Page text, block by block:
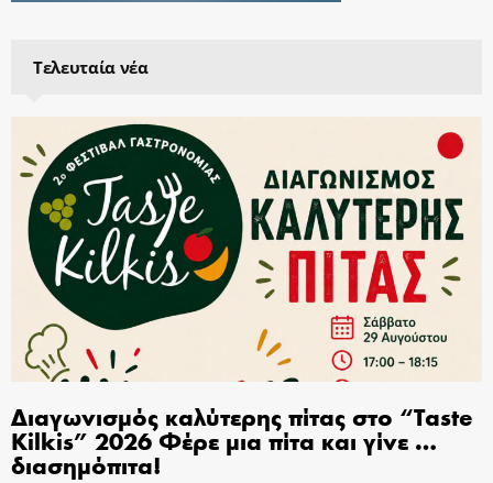
Τελευταία νέα
Διαγωνισμός καλύτερης πίτας στο “Taste
Kilkis” 2026 Φέρε μια πίτα και γίνε …
διασημόπιτα!